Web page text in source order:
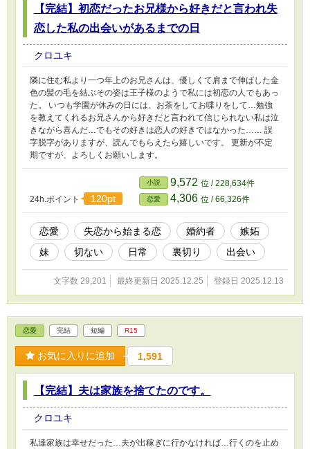
【完結】初恋だったお兄様から好きだと言われ失
恋した私の出会いがあるまでの日
クロユキ
隣に住む私より一つ年上のお兄さんは、優しくて肩まで伸ばした金
色の髪の毛を結ぶその姿は王子様のようで私には初恋の人でもあっ
た。 いつも学園が休みの日には、お茶をしてお喋りをして…勉強
を教えてくれるお兄さんから好きだと言われて信じられない私は泣
きながら喜んだ…でもその好きは恋人の好きではなかった…… 誤
字脱字がありますが、読んでもらえたら嬉しいです。 更新が不定
期ですが、よろしくお願いします。
24h.ポイント 120pt
小説 9,572 位 / 228,634件
恋愛 4,306 位 / 66,326件
恋愛 失恋から始まる恋 婚約者
嫉妬
妹
切ない 日常 裏切り 出会い
文字数 29,201 最終更新日 2025.12.25 登録日 2025.12.13
恋愛 完結 短編 R15
お気に入りに追加 1,591
【完結】夫は家族を捨てたのです。
クロユキ
私達家族は幸せだった…夫が出稼ぎに行かなければ…行くのを止め